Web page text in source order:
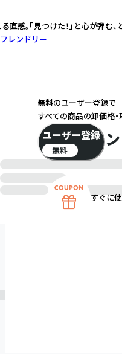
直感。「見つけた！」と心が弾
レンドリー
このブラ
無料のユーザー登録で
すべての商品の卸価格
ユーザー登録
無料
すぐに